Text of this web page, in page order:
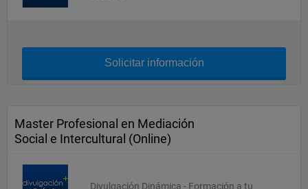
Solicitar información
Master Profesional en Mediación
Social e Intercultural (Online)
Divulgación Dinámica - Formación a tu